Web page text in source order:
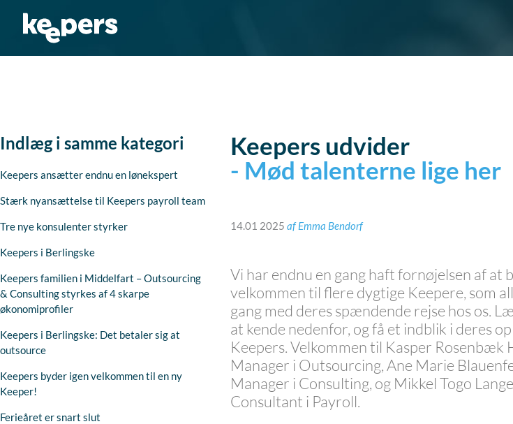
Indlæg i samme kategori
Keepers ansætter endnu en lønekspert
Stærk nyansættelse til Keepers payroll team
Tre nye konsulenter styrker
Keepers i Berlingske
Keepers familien i Middelfart – Outsourcing
& Consulting styrkes af 4 skarpe
økonomiprofiler
Keepers i Berlingske: Det betaler sig at
outsource
Keepers byder igen velkommen til en ny
Keeper!
Ferieåret er snart slut
Keepers udvider
- Mød talenterne lige her
14.01 2025 afEmma Bendorf
Vi har endnu en gang haft fornøjelsen af at
velkommen til flere dygtige Keepere, som
gang med deres spændende rejse hos os.
at kende nedenfor, og få et indblik i deres
Keepers. Velkommen til Kasper Rosenbæk
Manager i Outsourcing, Ane Marie
Manager i Consulting, og Mikkel Togo
Consultant i Payroll.